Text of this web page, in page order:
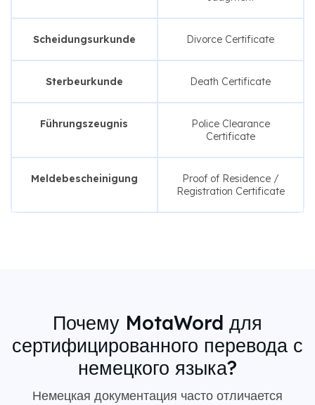
Scheidungsurkunde Divorce Certificate
Sterbeurkunde Death Certificate
Führungszeugnis
Police Clearance
Certificate
Meldebescheinigung
Proof of Residence /
Registration Certificate
Почему MotaWord для
сертифицированного перевода с
немецкого языка?
Немецкая документация часто отличается